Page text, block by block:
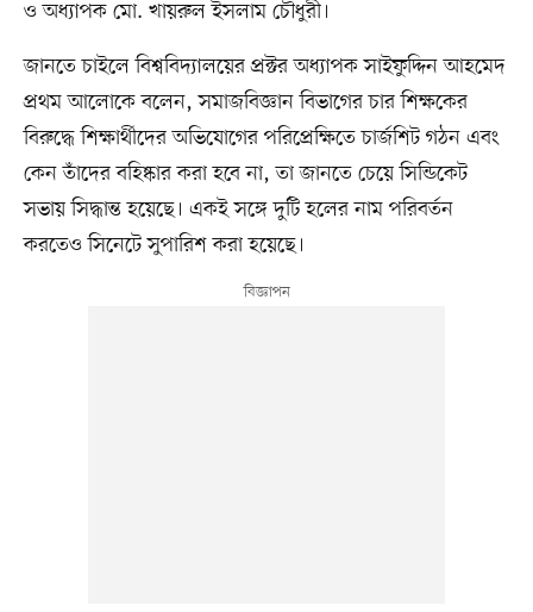
ও অধ্যাপক মো. খায়রুল ইসলাম চৌধুরী।
জানতে চাইলে বিশ্ববিদ্যালয়ের প্রক্টর অধ্যাপক সাইফুদ্দিন আহমেদ
প্রথম আলোকে বলেন, সমাজবিজ্ঞান বিভাগের চার শিক্ষকের
‌বিরুদ্ধে শিক্ষার্থীদের অভিযোগের পরিপ্রেক্ষিতে চার্জশিট গঠন এবং
কেন তাঁদের বহিষ্কার করা হবে না, তা জানতে চেয়ে সিন্ডিকেট
সভায় সিদ্ধান্ত হয়েছে। একই সঙ্গে দুটি হলের নাম পরিবর্তন
করতেও সিনেটে সুপারিশ করা হয়েছে।